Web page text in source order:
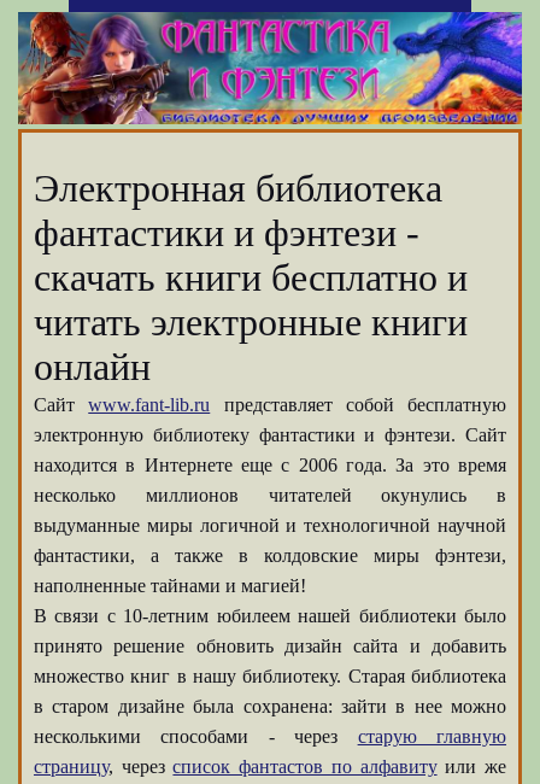
Электронная библиотека
фантастики и фэнтези -
скачать книги бесплатно и
читать электронные книги
онлайн
Сайтwww.fant-lib.ru представляет собой бесплатную
электронную библиотеку фантастики и фэнтези. Сайт
находится в Интернете еще с 2006 года. За это время
несколько миллионов читателей окунулись в
выдуманные миры логичной и технологичной научной
фантастики, а также в колдовские миры фэнтези,
наполненные тайнами и магией!
В связи с 10-летним юбилеем нашей библиотеки было
принято решение обновить дизайн сайта и добавить
множество книг в нашу библиотеку. Старая библиотека
в старом дизайне была сохранена: зайти в нее можно
несколькими способами - через старую главную
страницу, черезсписок фантастов по алфавитуили же